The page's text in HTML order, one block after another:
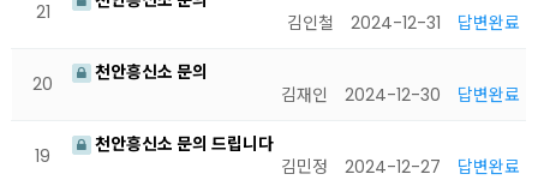
21
김인철
2024-12-31 답변완료
20
천안흥신소 문의
김재인
2024-12-30 답변완료
19
천안흥신소 문의 드립니다
김민정
2024-12-27 답변완료